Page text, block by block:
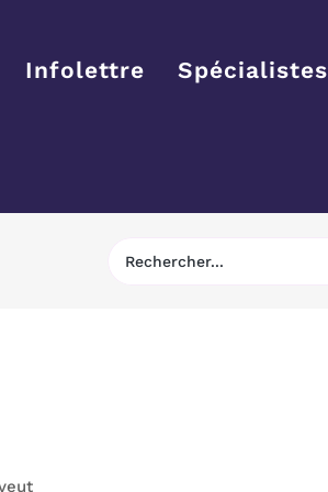
Infolettre Spécialistes